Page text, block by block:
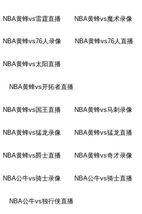
NBA黄蜂vs雷霆直播 NBA黄蜂vs魔术录像
NBA黄蜂vs76人录像 NBA黄蜂vs76人直播
NBA黄蜂vs太阳直播
NBA黄蜂vs开拓者直播
NBA黄蜂vs国王直播 NBA黄蜂vs马刺录像
NBA黄蜂vs猛龙录像 NBA黄蜂vs猛龙直播
NBA黄蜂vs爵士直播 NBA黄蜂vs奇才录像
NBA公牛vs骑士录像 NBA公牛vs骑士直播
NBA公牛vs独行侠直播